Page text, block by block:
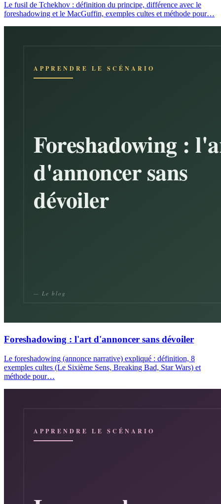
Le fusil de Tchekhov : définition du principe, différence avec le
foreshadowing et le MacGuffin, exemples cultes et méthode pour…
Foreshadowing : l'art d'annoncer sans dévoiler
Le foreshadowing (annonce narrative) expliqué : définition, 8
exemples cultes (Le Sixième Sens, Breaking Bad, Star Wars) et
méthode pour…